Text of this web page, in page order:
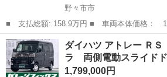
野々市市
■ 支払総額: 158.9万円 ■ 車両本体価格： 1,499,000 円 ■ メーカ
ー名： ダイハツ ■ 車種名： タント ■
クカメラ 両側スライド・片側電動 クリア
軽減シス...
石川 野々市市
ダイハツ アトレー Ｒ
ラ 両側電動スライド
1,799,000円